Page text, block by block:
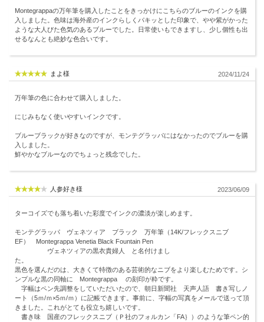
Montegrappaの万年筆を購入したことをきっかけにこちらのブルーのインクを購
入しました。色味は海外産のインクらしくパキッとした印象で、やや紫がかった
ような大人びた色気のあるブルーでした。日常使いもできますし、少し個性も出
せるなんとも絶妙な色合いです。
まよ様 2024/11/24
万年筆の色に合わせて購入しました。
にじみもなく使いやすいインクです。
ブルーブラックが好きなのですが、モンテグラッパにはなかったのでブルーを購
入しました。
鮮やかなブルーなのでちょっと残念でした。
人参好き様 2023/06/09
ターコイズでも落ち着いた彩度でインクの濃淡が楽しめます。
モンテグラッパ ヴェネツィア ブラック 万年筆（14K/フレックスニブ
EF） Montegrappa Venetia Black Fountain Pen
ヴェネツィアの黒衣貴婦人 と名付けまし
た。
黒色を選んだのは、大きくて特徴のある芸術的なニブをより楽しむためです。シ
ンプルな黒の同軸に Montegrappa の刻印が粋です。
字幅はペン先調整をしていただいたので、朝日新聞社 天声人語 書き写しノ
ート（5ｍ/ｍ×5ｍ/ｍ）に記帳できます。事前に、字幅の写真をメールで送って頂
きました。これがとても役立ち嬉しいです。
書き味 国産のフレックスニブ（Ｐ社のフォルカン「FA｝）のような筆ペン的